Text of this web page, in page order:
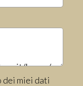
dei miei dati